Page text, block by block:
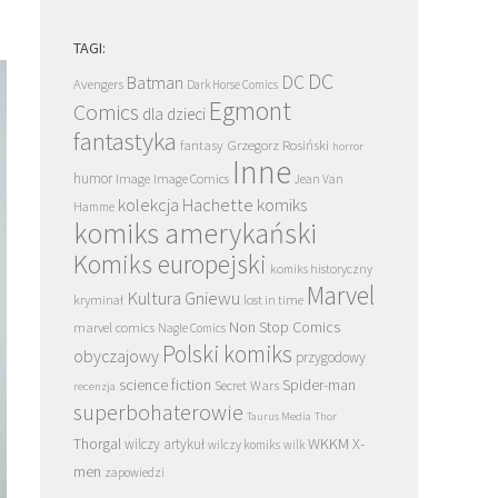
TAGI:
Avengers Batman Dark Horse Comics DC DC
Comics dla dzieci Egmont
fantastyka fantasy Grzegorz Rosiński horror
humor Image Image Comics Inne Jean Van
Hamme kolekcja Hachette komiks
komiks amerykański
Komiks europejski komiks historyczny
kryminał Kultura Gniewu lost in time Marvel
marvel comics Nagle Comics Non Stop Comics
obyczajowy Polski komiks przygodowy
recenzja science fiction Secret Wars Spider-man
superbohaterowie Taurus Media Thor
Thorgalwilczy artykuł wilczy komiks wilk WKKM X-
men zapowiedzi